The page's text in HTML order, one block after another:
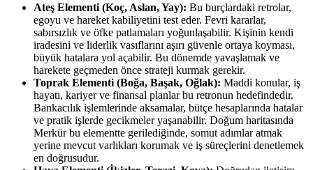
Ateş Elementi (Koç, Aslan, Yay): Bu burçlardaki retrolar,
egoyu ve hareket kabiliyetini test eder. Fevri kararlar,
sabırsızlık ve öfke patlamaları yoğunlaşabilir. Kişinin kendi
iradesini ve liderlik vasıflarını aşırı güvenle ortaya koyması,
büyük hatalara yol açabilir. Bu dönemde yavaşlamak ve
harekete geçmeden önce strateji kurmak gerekir.
Toprak Elementi (Boğa, Başak, Oğlak): Maddi konular, iş
hayatı, kariyer ve finansal planlar bu retronun hedefindedir.
Bankacılık işlemlerinde aksamalar, bütçe hesaplarında hatalar
ve pratik işlerde gecikmeler yaşanabilir. Doğum haritasında
Merkür bu elementte gerilediğinde, somut adımlar atmak
yerine mevcut varlıkları korumak ve iş süreçlerini denetlemek
en doğrusudur.